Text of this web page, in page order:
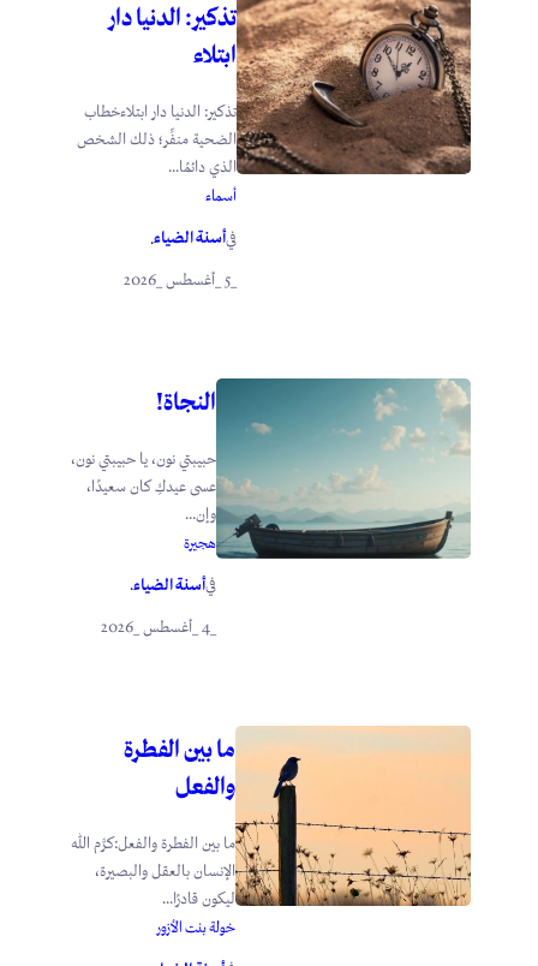
تذكير: الدنيا دار
ابتلاء
تذكير: الدنيا دار ابتلاءخطاب
الضحية منفِّر؛ ذلك الشخص
الذي دائمًا...
أسماء
فيأسنة الضياء.
_5 _أغسطس _2026
النجاة!
حبيبتي نون، يا حبيبتي نون،
عسى عيدكِ كان سعيدًا،
وإن...
هجيرة
فيأسنة الضياء.
_4 _أغسطس _2026
ما بين الفطرة
والفعل
ما بين الفطرة والفعل:كرَّم الله
الإنسان بالعقل والبصيرة،
ليكون قادرًا...
خولة بنت الأزور